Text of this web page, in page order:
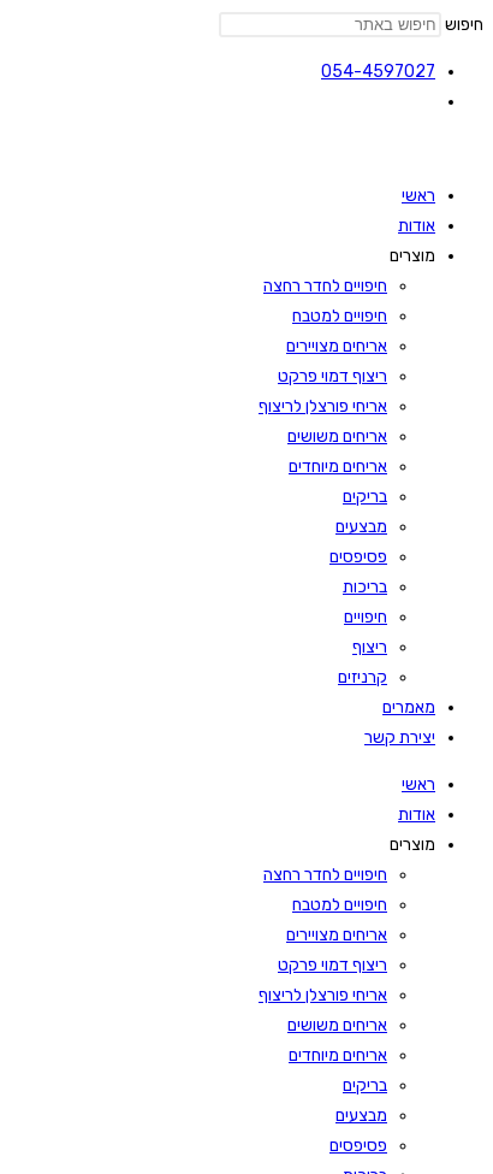
חיפוש
054-4597027
ראשי
אודות
מוצרים
חיפויים לחדר רחצה
חיפויים למטבח
אריחים מצויירים
ריצוף דמוי פרקט
אריחי פורצלן לריצוף
אריחים משושים
אריחים מיוחדים
בריקים
מבצעים
פסיפסים
בריכות
חיפויים
ריצוף
קרניזים
מאמרים
יצירת קשר
ראשי
אודות
מוצרים
חיפויים לחדר רחצה
חיפויים למטבח
אריחים מצויירים
ריצוף דמוי פרקט
אריחי פורצלן לריצוף
אריחים משושים
אריחים מיוחדים
בריקים
מבצעים
פסיפסים